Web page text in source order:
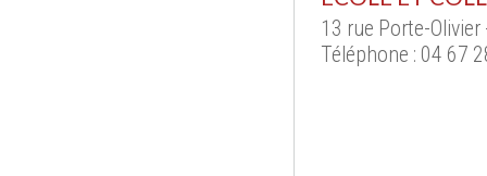
13 rue Porte-
Téléphone : 04 67